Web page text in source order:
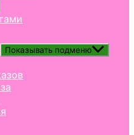
Показывать подменю